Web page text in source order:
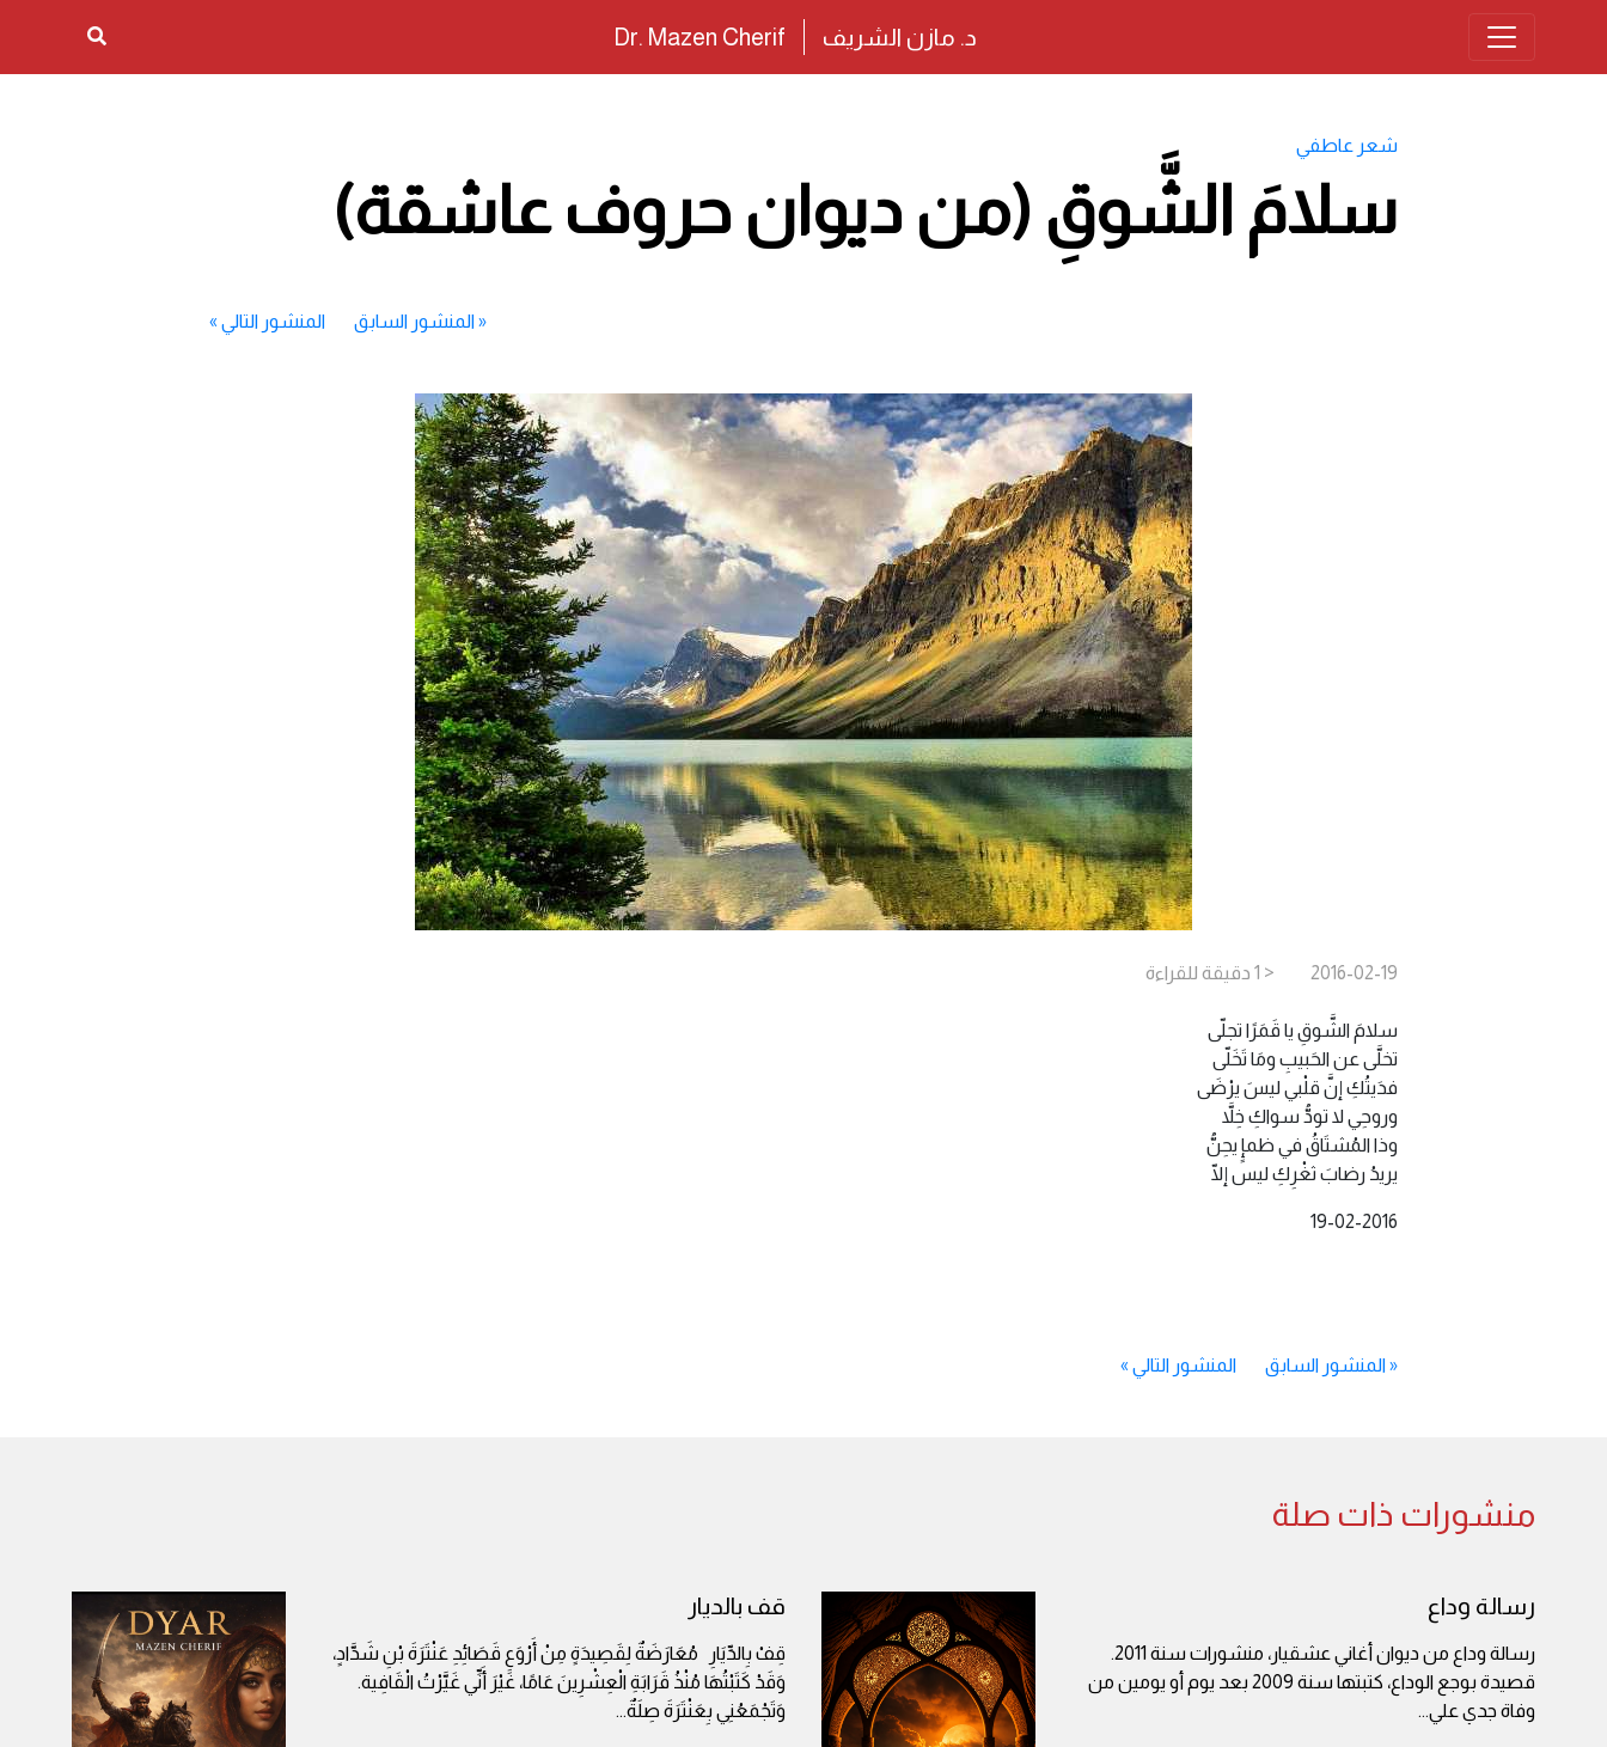
د. مازن الشريف Dr. Mazen Cherif
شعر عاطفي
سلامَ الشَّوقِ (من ديوان حروف عاشقة)
«المنشور السابق المنشور التالي »
2016-02-19
< 1 دقيقة للقراءة
سلامَ الشَّوقِ يا قَمَرًا تجلّى
تخلَّى عن الحَبيبِ ومَا تَخَلّى
فدَيتُكِ إنَّ قلْبي ليسَ يرْضَى
وروحِي لا تودُّ سواكِ خِلاَّ
وذا المُشتَاقُ في ظمإٍ يحِنُّ
يريدُ رضابَ ثغْرِكِ ليس إلّا
19-02-2016
«المنشور السابق المنشور التالي »
منشورات ذات صلة
رسالة وداع
رسالة وداع من ديوان أغاني عشقيار، منشورات سنة 2011.
قصيدة بوجع الوداع، كتبتها سنة 2009 بعد يوم أو يومين من
وفاة جدي علي...
قف بالديار
قِفْ بِالدِّيَارِ مُعَارَضَةٌ لِقَصِيدَةٍ مِنْ أَرْوَعِ قَصَائِدِ عَنْتَرَةَ بْنِ شَدَّادٍ،
وَقَدْ كَتَبْتُهَا مُنْذُ قَرَابَةِ الْعِشْرِينَ عَامًا، غَيْرَ أَنِّي غَيَّرْتُ الْقَافِية.
وَتَجْمَعُنِي بِعَنْتَرَةَ صِلَةٌ...